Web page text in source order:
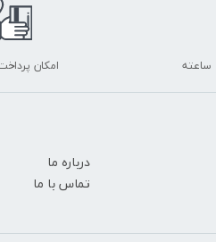
امکان
درباره ما
تماس با ما